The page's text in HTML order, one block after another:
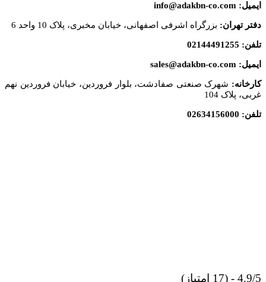
ایمیل: info@adakbn-co.com
دفتر تهران: بزرگراه اشرفی اصفهانی، خیابان مخبری، پلاک 10 واحد 6
تلفن: 02144491255
ایمیل: sales@adakbn-co.com
کارخانه: شهرک صنعتی صفادشت، بلوار فروردین، خیابان فروردین نهم
غربی، پلاک 104
تلفن: 02634156000
4.9/5 - (17 امتیاز)